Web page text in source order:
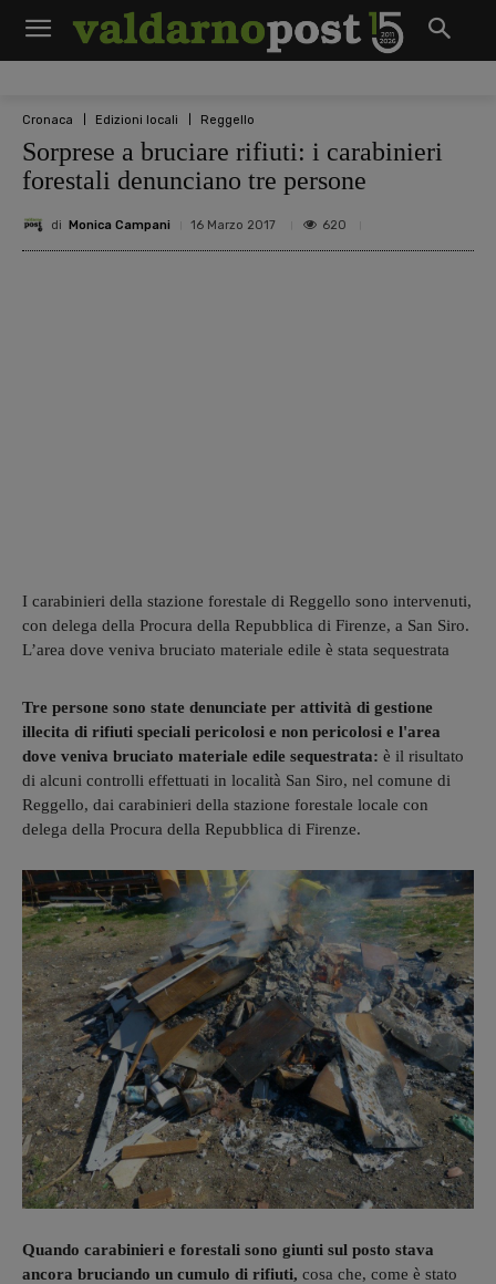
Cronaca Edizioni locali Reggello
Sorprese a bruciare rifiuti: i carabinieri
forestali denunciano tre persone
di Monica Campani 16 Marzo 2017 620
I carabinieri della stazione forestale di Reggello sono intervenuti,
con delega della Procura della Repubblica di Firenze, a San Siro.
L’area dove veniva bruciato materiale edile è stata sequestrata
Tre persone sono state denunciate per attività di gestione
illecita di rifiuti speciali pericolosi e non pericolosi e l'area
dove veniva bruciato materiale edile sequestrata: è il risultato
di alcuni controlli effettuati in località San Siro, nel comune di
Reggello, dai carabinieri della stazione forestale locale con
delega della Procura della Repubblica di Firenze.
Quando carabinieri e forestali sono giunti sul posto stava
ancora bruciando un cumulo di rifiuti, cosa che, come è stato